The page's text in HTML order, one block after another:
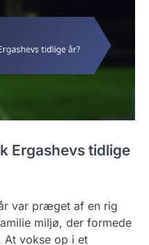
Ergashevs tidlige
var præget af en rig
miljø, der formede
At vokse op i et